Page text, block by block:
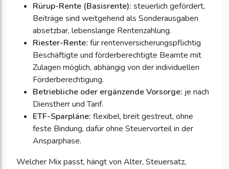
Rürup-Rente (Basisrente): steuerlich gefördert,
Beiträge sind weitgehend als Sonderausgaben
absetzbar, lebenslange Rentenzahlung.
Riester-Rente: für rentenversicherungspflichtig
Beschäftigte und förderberechtigte Beamte mit
Zulagen möglich, abhängig von der individuellen
Förderberechtigung.
Betriebliche oder ergänzende Vorsorge: je nach
Dienstherr und Tarif.
ETF-Sparpläne: flexibel, breit gestreut, ohne
feste Bindung, dafür ohne Steuervorteil in der
Ansparphase.
Welcher Mix passt, hängt von Alter, Steuersatz,